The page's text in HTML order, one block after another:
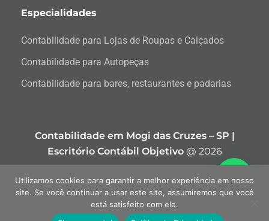
Especialidades
Contabilidade para Lojas de Roupas e Calçados
Contabilidade para Autopeças
Contabilidade para bares, restaurantes e padarias
Contabilidade em Mogi das Cruzes – SP |
Escritório Contábil Objetivo@ 2026
Site Contábil feito com Amor peloGrupo DPG
Utilizamos cookies para garantir a melhor experiência em nosso
site. Se você continuar a usar este site, assumiremos que você
está satisfeito com ele.